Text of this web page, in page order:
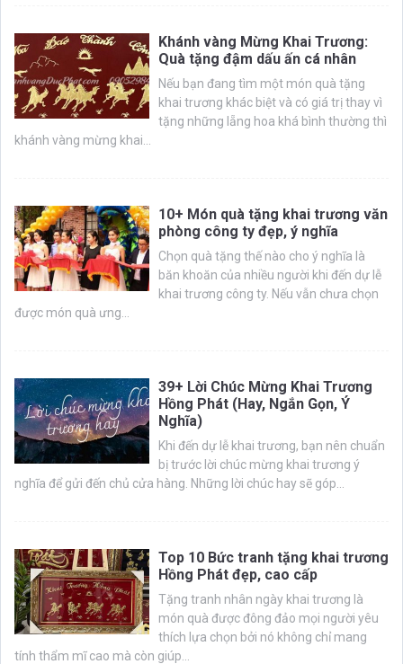
Khánh vàng Mừng Khai Trương:
Quà tặng đậm dấu ấn cá nhân
Nếu bạn đang tìm một món quà tặng
khai trương khác biệt và có giá trị thay vì
tặng những lẵng hoa khá bình thường thì
khánh vàng mừng khai...
10+ Món quà tặng khai trương văn
phòng công ty đẹp, ý nghĩa
Chọn quà tặng thế nào cho ý nghĩa là
băn khoăn của nhiều người khi đến dự lễ
khai trương công ty. Nếu vẫn chưa chọn
được món quà ưng...
39+ Lời Chúc Mừng Khai Trương
Hồng Phát (Hay, Ngắn Gọn, Ý
Nghĩa)
Khi đến dự lễ khai trương, bạn nên chuẩn
bị trước lời chúc mừng khai trương ý
nghĩa để gửi đến chủ cửa hàng. Những lời chúc hay sẽ góp...
Top 10 Bức tranh tặng khai trương
Hồng Phát đẹp, cao cấp
Tặng tranh nhân ngày khai trương là
món quà được đông đảo mọi người yêu
thích lựa chọn bởi nó không chỉ mang
tính thẩm mĩ cao mà còn giúp...